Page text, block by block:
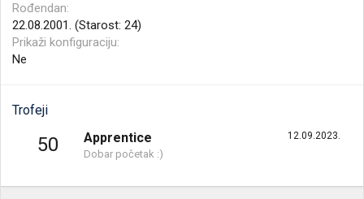
Rođendan
22.08.2001. (Starost: 24)
Prikaži konfiguraciju
Ne
Trofeji
50 12.09.2023.
Apprentice
Dobar početak :)